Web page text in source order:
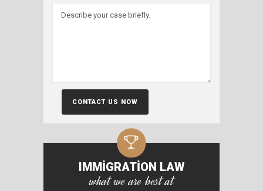
IMMIGRATION LAW
what we are best at